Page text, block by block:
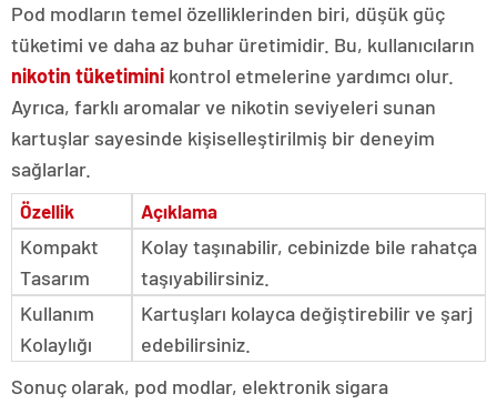
Pod modların temel özelliklerinden biri, düşük güç
tüketimi ve daha az buhar üretimidir. Bu, kullanıcıların
nikotin tüketimini kontrol etmelerine yardımcı olur.
Ayrıca, farklı aromalar ve nikotin seviyeleri sunan
kartuşlar sayesinde kişiselleştirilmiş bir deneyim
sağlarlar.
Özellik Açıklama
Kompakt
Tasarım
Kolay taşınabilir, cebinizde bile rahatça
taşıyabilirsiniz.
Kullanım
Kolaylığı
Kartuşları kolayca değiştirebilir ve şarj
edebilirsiniz.
Sonuç olarak, pod modlar, elektronik sigara